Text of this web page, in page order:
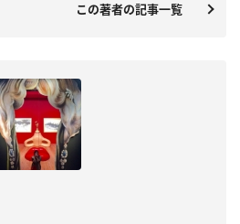
この著者の記事一覧